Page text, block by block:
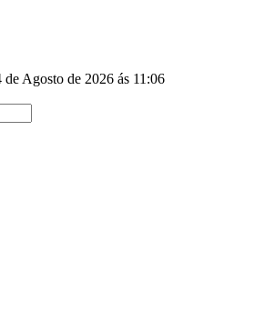
de Agosto de 2026 ás 11:06